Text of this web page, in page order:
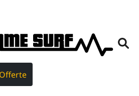
Offerte